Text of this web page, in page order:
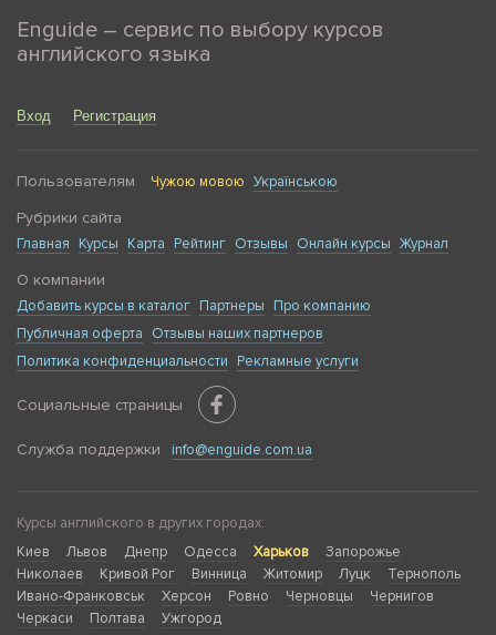
Enguide – сервис по выбору курсов
английского языка
Вход Регистрация
Пользователям Чужою мовою Українською
Рубрики сайта
Главная Курсы Карта Рейтинг Отзывы Онлайн курсы Журнал
О компании
Добавить курсы в каталог Партнеры
Про компанию
Публичная оферта
Отзывы наших партнеров
Политика конфиденциальности
Рекламные услуги
Социальные страницы
Служба поддержки info@enguide.com.ua
Курсы английского в других городах:
Киев
Львов Днепр Одесса Харьков
Запорожье
Николаев
Кривой Рог Винница Житомир Луцк
Тернополь
Ивано-Франковськ
Херсон Ровно Черновцы
Чернигов
Черкаси
Полтава Ужгород